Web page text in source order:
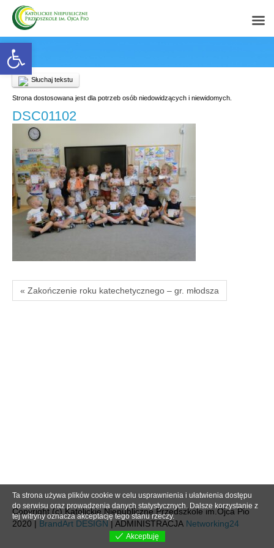
Open toolbar
Słuchaj tekstu
Strona dostosowana jest dla potrzeb osób niedowidzących i niewidomych.
DSC01102
« Zakończenie roku katechetycznego – gr. młodsza
Copyright (c) Katolickie Niepubliczne Przedszkole im.Ojca Pio
2020 | BrandArt DESIGN | ADMINISTRACJA Networking24
Ta strona używa plików cookie w celu usprawnienia i ułatwienia dostępu
do serwisu oraz prowadzenia danych statystycznych. Dalsze korzystanie z
tej witryny oznacza akceptację tego stanu rzeczy.
Akceptuję